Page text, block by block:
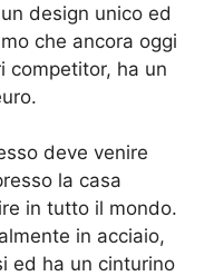
design unico ed
che ancora oggi
competitor, ha un
deve venire
la casa
in tutto il mondo.
in acciaio,
ed ha un cinturino